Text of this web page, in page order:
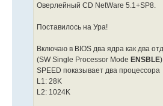
Оверлейный CD NetWare 5.1+SP8.
Поставилось на Ура!
Включаю в BIOS два ядра как два
(SW Single Processor Mode ENSBLE)
SPEED показывает два процессора
L1: 28K
L2: 1024K